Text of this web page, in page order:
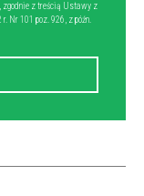
zgodnie z treścią Ustawy z
Nr 101 poz. 926, z późn.